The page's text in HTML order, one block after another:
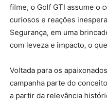
filme, o Golf GTI assume o
curiosos e reações
Segurança, em uma
com leveza e impacto, o
Voltada para os
campanha parte do
a partir da relevância